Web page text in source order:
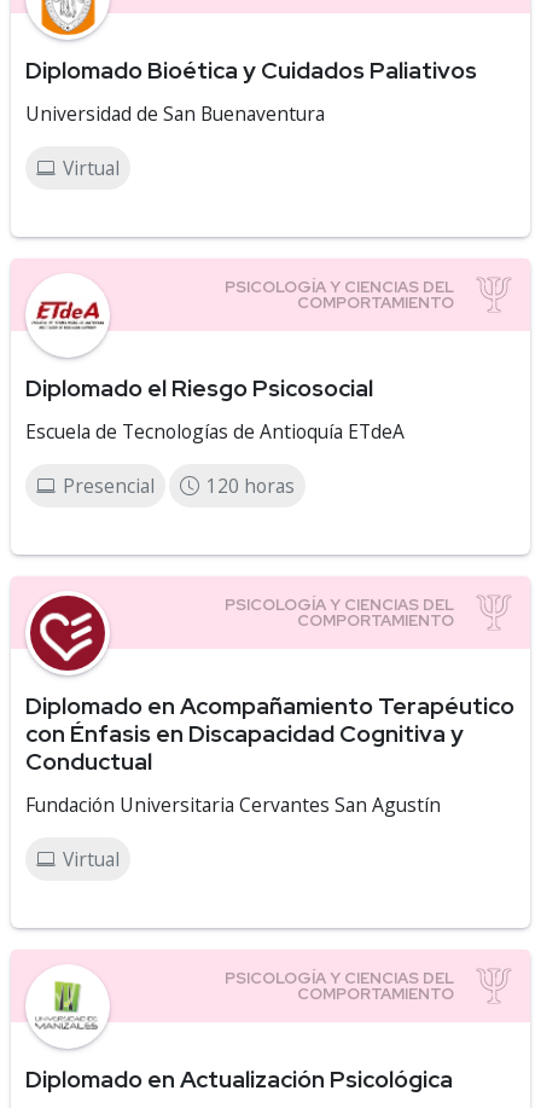
Diplomado Bioética y Cuidados Paliativos
Universidad de San Buenaventura
Virtual
Diplomado el Riesgo Psicosocial
Escuela de Tecnologías de Antioquía ETdeA
Presencial 120 horas
Diplomado en Acompañamiento Terapéutico
con Énfasis en Discapacidad Cognitiva y
Conductual
Fundación Universitaria Cervantes San Agustín
Virtual
Diplomado en Actualización Psicológica